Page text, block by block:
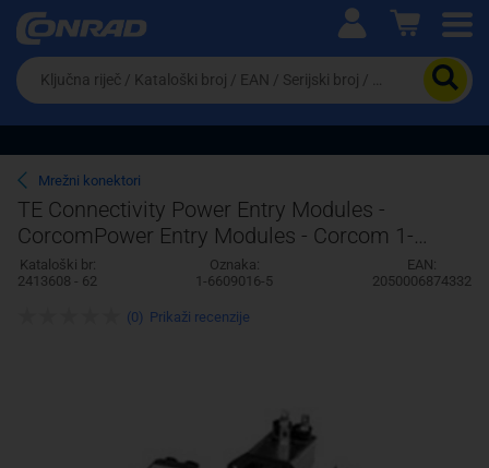
Ova postavka prilagođava asortiman proizvoda i
cijene vašim potrebama.
Pravno lice
Da
biste
potražili
proizvod,
unesite
ključnu
riječ,
kataloški
broj,
EAN
ili
Mrežni konektori
TE Connectivity Power Entry Modules -
CorcomPower Entry Modules - Corcom 1-
6609016-5 AMP
Kataloški br:
2413608 - 62
Oznaka:
1-6609016-5
EAN:
2050006874332
(0) Prikaži recenzije